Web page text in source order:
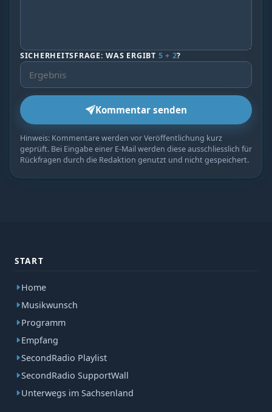
SICHERHEITSFRAGE: WAS ERGIBT 5 + 2?
Kommentar senden
Hinweis: Kommentare werden vor Veröffentlichung kurz
geprüft. Bei Eingabe einer E-Mail werden diese ausschliesslich für
Rückfragen durch die Redaktion genutzt und nicht gespeichert.
START
Home
Musikwunsch
Programm
Empfang
SecondRadio Playlist
SecondRadio SupportWall
Unterwegs im Sachsenland